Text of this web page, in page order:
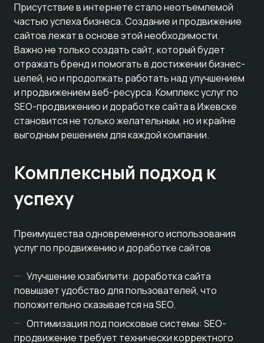
Присутствие в интернете стало неотъемлемой
частью успеха бизнеса. Создание и продвижение
сайтов лежат в основе этой необходимости.
Важно не только создать сайт, который будет
отражать бренд и помогать в достижении бизнес-
целей, но и продолжать работать над улучшением
и продвижением веб-ресурса. Комплекс услуг по
SEO-продвижению и доработке сайта в Ижевске
становится не только желательным, но и крайне
выгодным решением для каждой компании.
Комплексный подход к
успеху
Преимущества одновременного использования
услуг по продвижению и доработке сайтов
Улучшение юзабилити: доработка сайта
повышает удобство для пользователей, что
положительно сказывается на SEO.
Оптимизация под поисковые системы: SEO-
продвижение требует технически корректного